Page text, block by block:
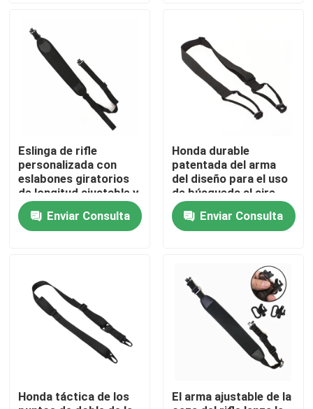
Productos
Sobre nosotros
Recorrido por la fábrica
Control de calidad
Contacta con nosotros
Solicitar una cita
Bolso táctico del arma
Búsqueda del bolso del arma
Eslinga de rifle
personalizada con
eslabones giratorios
de longitud ajustable y
acolchado
antideslizante
Enviar Consulta
Honda durable
patentada del arma
del diseño para el uso
de búsqueda al aire
libre
Enviar Consulta
Honda táctica de los
El arma ajustable de la